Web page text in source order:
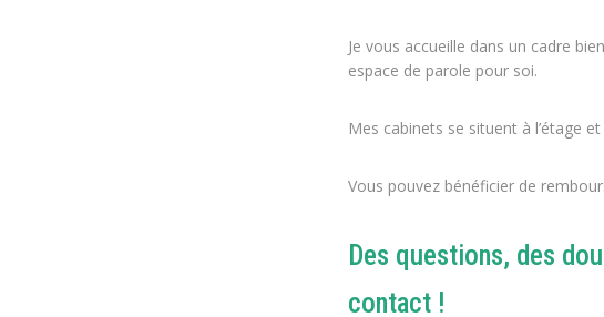
Je vous accueille dans un cadre
espace de parole pour soi.
Mes cabinets se situent à l’étage
Vous pouvez bénéficier de
Des questions, des
contact !